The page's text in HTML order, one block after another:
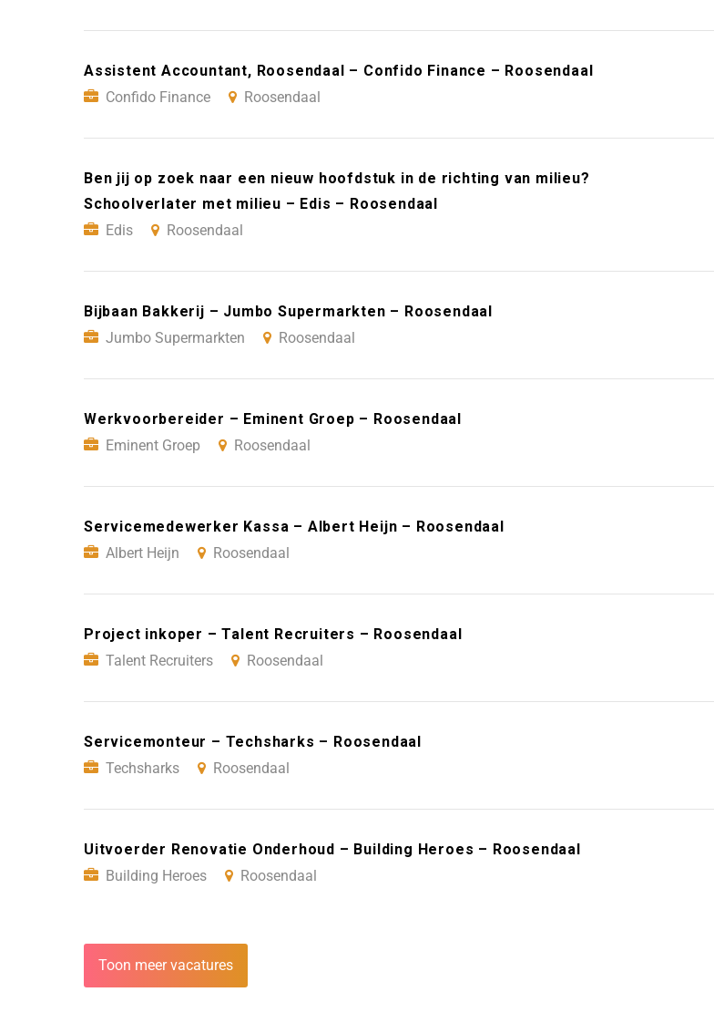
Assistent Accountant, Roosendaal – Confido Finance – Roosendaal
Confido Finance
Roosendaal
Ben jij op zoek naar een nieuw hoofdstuk in de richting van milieu?
Schoolverlater met milieu – Edis – Roosendaal
Edis
Roosendaal
Bijbaan Bakkerij – Jumbo Supermarkten – Roosendaal
Jumbo Supermarkten
Roosendaal
Werkvoorbereider – Eminent Groep – Roosendaal
Eminent Groep
Roosendaal
Servicemedewerker Kassa – Albert Heijn – Roosendaal
Albert Heijn
Roosendaal
Project inkoper – Talent Recruiters – Roosendaal
Talent Recruiters
Roosendaal
Servicemonteur – Techsharks – Roosendaal
Techsharks
Roosendaal
Uitvoerder Renovatie Onderhoud – Building Heroes – Roosendaal
Building Heroes
Roosendaal
Toon meer vacatures